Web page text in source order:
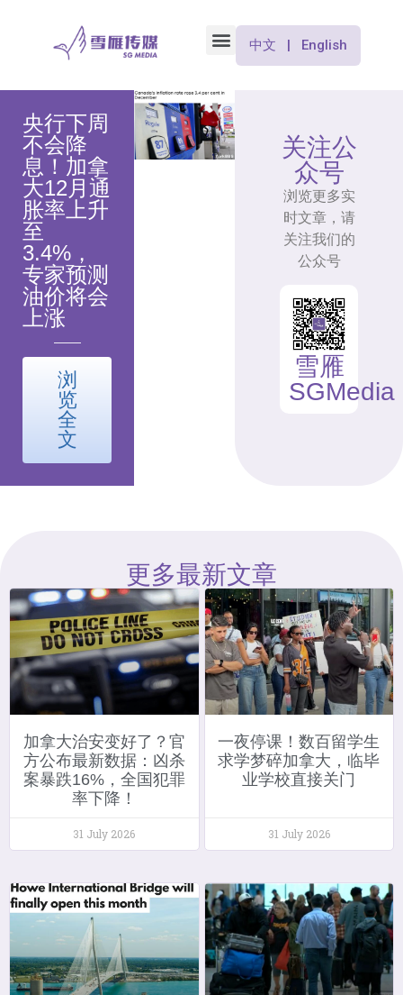
中文 | English
央行下周
不会降
息！加拿
大12月通
胀率上升
至
3.4%，
专家预测
油价将会
上涨
浏
览
全
文
关注公
众号
浏览更多实
时文章，请
关注我们的
公众号
雪雁
SGMedia
更多最新文章
加拿大治安变好了？官
方公布最新数据：凶杀
案暴跌16%，全国犯罪
率下降！
31 July 2026
一夜停课！数百留学生
求学梦碎加拿大，临毕
业学校直接关门
31 July 2026